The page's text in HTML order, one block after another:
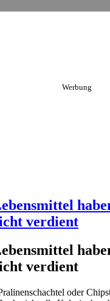
verdient
verdient
oder